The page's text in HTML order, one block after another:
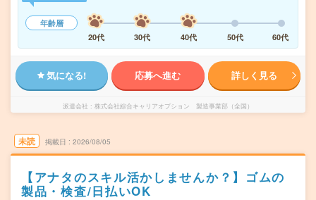
年齢層
20代
30代 40代 50代 60代
気になる! 応募へ進む 詳しく見る
派遣会社 株式会社綜合キャリアオプション 製造事業部（全国）
未読 掲載日 2026/08/05
【アナタのスキル活かしませんか？】ゴムの
製品・検査/日払いOK